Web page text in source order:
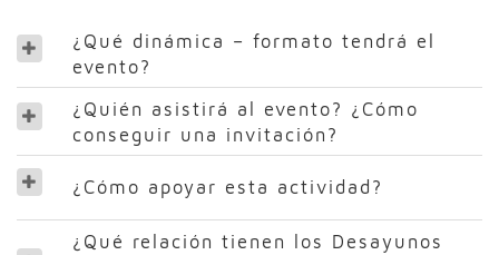
¿Qué dinámica – formato tendrá el
evento?
¿Quién asistirá al evento? ¿Cómo
conseguir una invitación?
¿Cómo apoyar esta actividad?
¿Qué relación tienen los Desayunos